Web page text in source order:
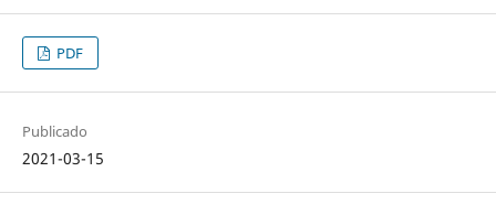
PDF
Publicado
2021-03-15